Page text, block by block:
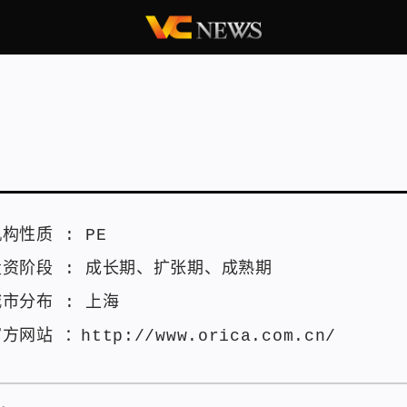
构性质 : PE
资阶段 : 成长期、 扩张期、 成熟期
市分布 : 上海
网站 ： http://www.orica.com.cn/